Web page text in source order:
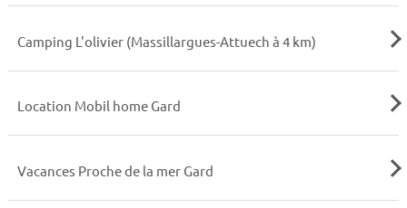
Camping L'olivier (Massillargues-Attuech à 4 km)
Location Mobil home Gard
Vacances Proche de la mer Gard